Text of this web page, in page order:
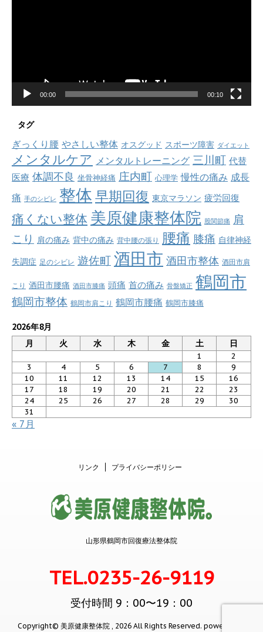
00:00 00:10
タグ
ぎっくり腰 やさしい整体 オスグッド スポーツ障害 ダイエット
メンタルケア メンタルトレーニング 三川町 代替
医療 体調不良 坐骨神経痛 庄内町 心理学 慢性の痛み 成長
痛 手のシビレ 整体 早期回復 東京マラソン 疲労回復
痛くない整体 美原健康整体院 股関節痛 肩
こり 肩の痛み 背中の痛み 背中腰の張り 腰痛 膝痛 自律神経
失調症 足のシビレ 遊佐町 酒田市 酒田市整体 酒田市肩
こり 酒田市腰痛 酒田市膝痛 頭痛 首の痛み 骨盤矯正 鶴岡市
鶴岡市整体 鶴岡市肩こり 鶴岡市腰痛 鶴岡市膝痛
2026年8月
月
火 水 木 金 土 日
1
2
3
4 5 6 7 8
9
10
11 12 13 14 15
16
17
18 19 20 21 22
23
24
25 26 27 28 29
30
31
« 7月
リンク プライバシーポリシー
山形県鶴岡市回復療法整体院
TEL.0235-26-9119
受付時間 9：00〜19：00
Copyright© 美原健康整体院 , 2026 All Rights Reserved. powered by